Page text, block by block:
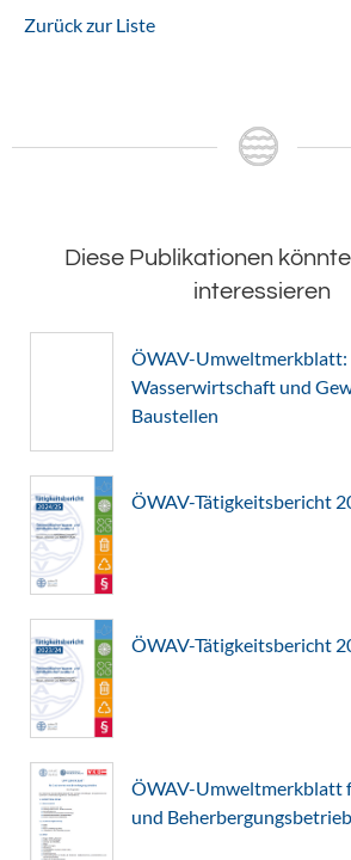
Zurück zur Liste
Diese Publikationen
interessieren
ÖWAV-Umweltmerkblatt:
Wasserwirtschaft und
Baustellen
ÖWAV-Tätigkeitsbericht
ÖWAV-Tätigkeitsbericht
ÖWAV-Umweltmerkblatt
und